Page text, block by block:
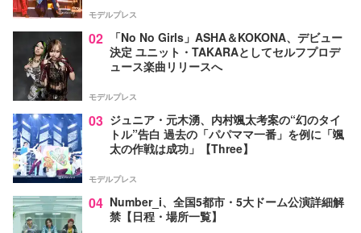
モデルプレス
02
「No No Girls」ASHA＆KOKONA、デビュー
決定 ユニット・TAKARAとしてセルフプロデ
ュース楽曲リリースへ
モデルプレス
03 ジュニア・元木湧、内村颯太考案の“幻のタイ
トル”告白 過去の「パパママ一番」を例に「颯
太の作戦は成功」【Three】
モデルプレス
04 Number_i、全国5都市・5大ドーム公演詳細解
禁【日程・場所一覧】